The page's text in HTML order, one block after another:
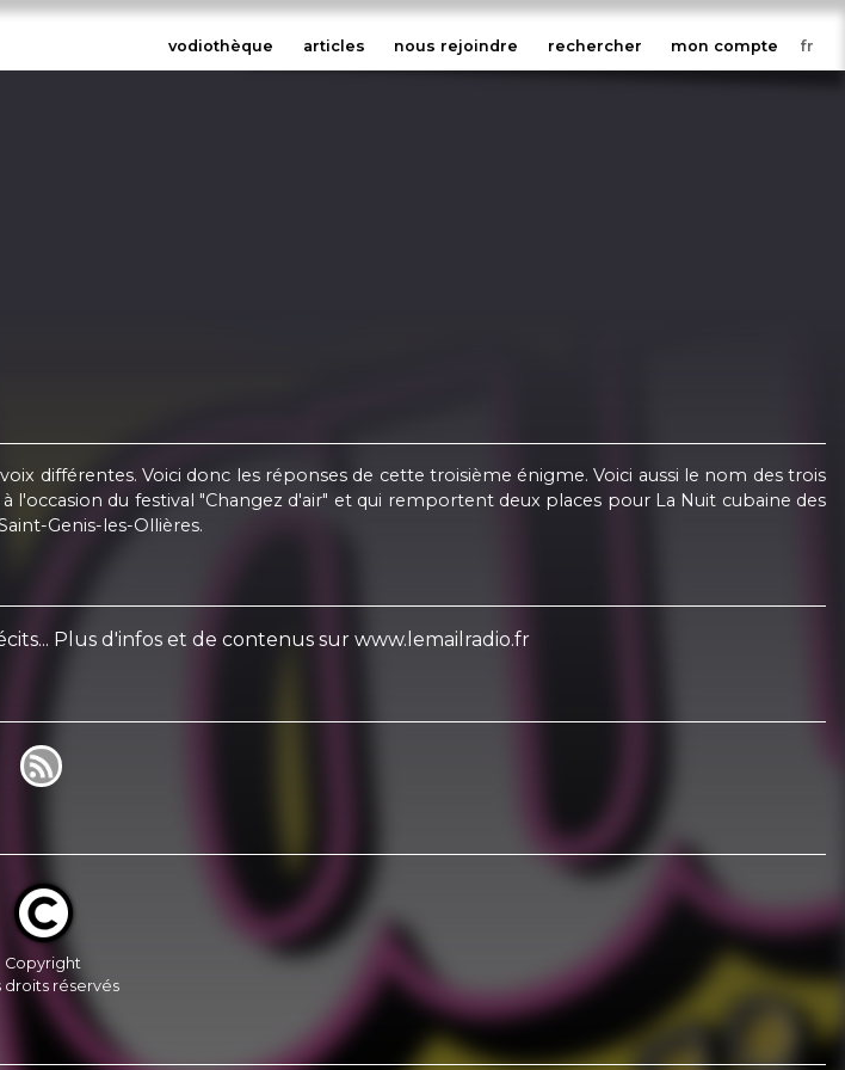
vodiothèque articles nous rejoindre rechercher mon compte
différentes. Voici donc les réponses de cette troisième énigme. Voici aussi le nom des trois
du festival "Changez d'air" et qui remportent deux places pour La Nuit cubaine des
Genis-les-Ollières.
Plus d'infos et de contenus sur www.lemailradio.fr
Copyright
droits réservés